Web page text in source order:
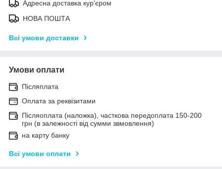
Адресна доставка кур'єром
НОВА ПОШТА
Всі умови доставки
Умови оплати
Післяплата
Оплата за реквізитами
Післяоплата (наложка), часткова передоплата 150-200
грн (в залежності від сумми звмовлення)
на карту банку
Всі умови оплати